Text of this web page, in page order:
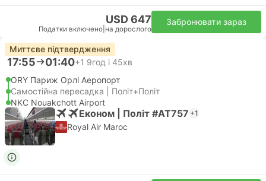
USD 647
Податки включено на дорослого
Забронювати зараз
Миттєве підтвердження
17:55 01:40+1 9год і 45хв
ORY Париж Орлі Аеропорт
Самостійна пересадка | Політ+Політ
NKC Nouakchott Airport
Економ | Політ #AT757 +1
Royal Air Maroc